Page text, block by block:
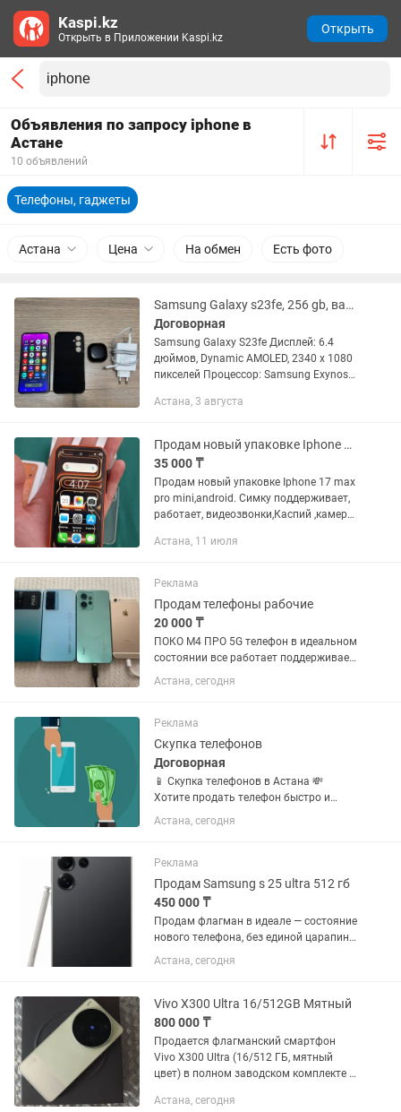
Объявления по запросу iphone в
Астане
10 объявлений
Телефоны, гаджеты
Астана Цена На обмен Есть фото
Samsung Galaxy s23fe, 256 gb, варианты ОБМЕНА на IPHONE.
Договорная
Samsung Galaxy S23fe Дисплей: 6.4
дюймов, Dynamic AMOLED, 2340 x 1080
пикселей Процессор: Samsung Exynos
Встроенная память: 256 ГБ Основная
Астана, 3 августа
Продам новый упаковке Iphone 17 max pro mini,android.
35 000 ₸
Продам новый упаковке Iphone 17 max
pro mini,android. Симку поддерживает,
работает, видеозвонки,Каспий ,камера
захотела дочка ,так как слишком
Астана, 11 июля
Реклама
Продам телефоны рабочие
20 000 ₸
ПОКО М4 ПРО 5G телефон в идеальном
состоянии все работает поддерживает
90гц и сети 5G В наличии еще есть
iPhone 6 64gb 84 АКБ (ориг) 20 тыс
телефоны без трещины...
Астана, сегодня
Реклама
Скупка телефонов
Договорная
📱 Скупка телефонов в Астана 💸
Хотите продать телефон быстро и
выгодно? Покупаем новые, б/у и с
дефектами — любых брендов: 📲
Астана, сегодня
Реклама
Продам Samsung s 25 ultra 512 гб
450 000 ₸
Продам флагман в идеале — состояние
нового телефона, без единой царапины
и дефектов. Использовался бережно,
продаю в связи с переходом на iPhone.
Память: 512 ГБ ...
Астана, сегодня
Vivo X300 Ultra 16/512GB Мятный
800 000 ₸
Продается флагманский смартфон
Vivo X300 Ultra (16/512 ГБ, мятный
цвет) в полном заводском комплекте и
в идеальном состоянии: с защитным
Астана, сегодня
Kaspi.kz
Открыть в Приложении Kaspi.kz
Открыть